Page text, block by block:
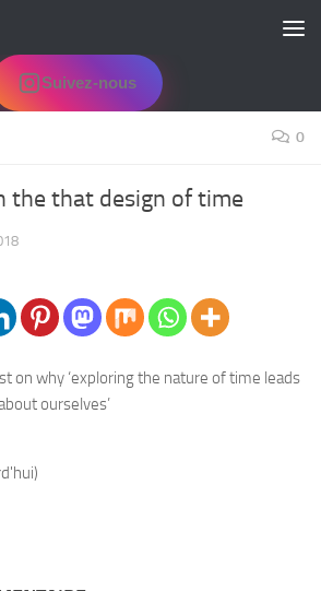
Suivez-nous
0
the that design of time
on why ‘exploring the nature of time leads
ourselves’